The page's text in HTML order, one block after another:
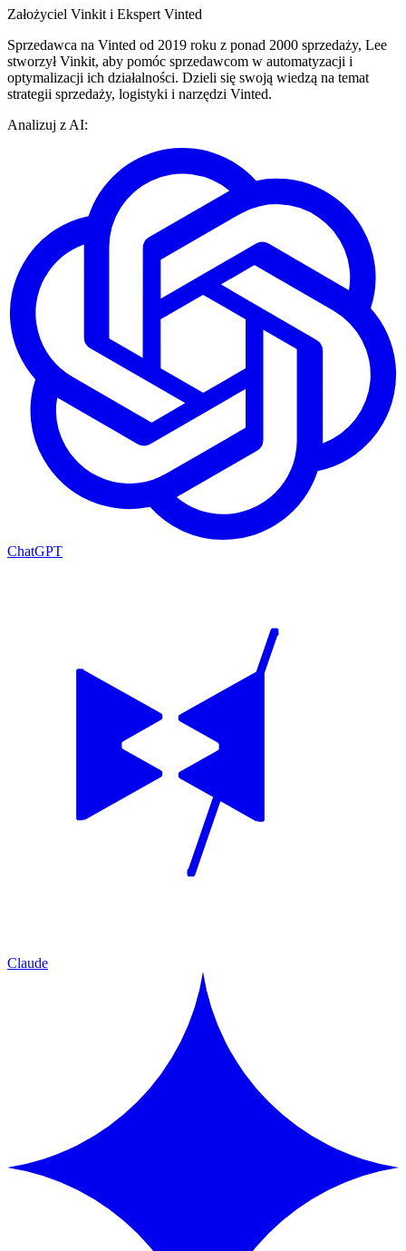
Założyciel Vinkit i Ekspert Vinted
Sprzedawca na Vinted od 2019 roku z ponad 2000 sprzedaży, Lee
stworzył Vinkit, aby pomóc sprzedawcom w automatyzacji i
optymalizacji ich działalności. Dzieli się swoją wiedzą na temat
strategii sprzedaży, logistyki i narzędzi Vinted.
Analizuj z AI:
ChatGPT
Claude